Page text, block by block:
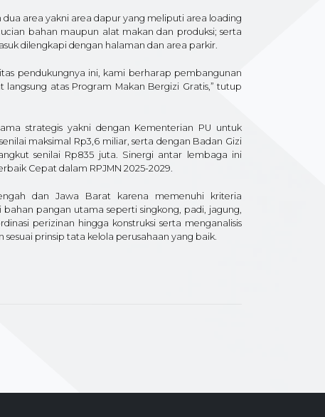
area yakni area dapur yang meliputi area loading
bahan maupun alat makan dan produksi; serta
dilengkapi dengan halaman dan area parkir.
pendukungnya ini, kami berharap pembangunan
atas Program Makan Bergizi Gratis,” tutup
strategis yakni dengan Kementerian PU untuk
maksimal Rp3,6 miliar, serta dengan Badan Gizi
senilai Rp835 juta. Sinergi antar lembaga ini
Cepat dalam RPJMN 2025-2029.
dan Jawa Barat karena memenuhi kriteria
pangan utama seperti singkong, padi, jagung,
perizinan hingga konstruksi serta menganalisis
prinsip tata kelola perusahaan yang baik.